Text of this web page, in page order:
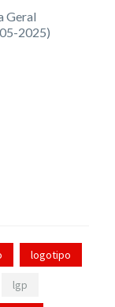
Geral
2025)
logotipo
lgp